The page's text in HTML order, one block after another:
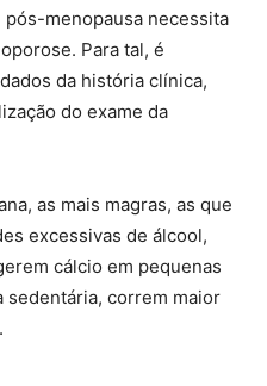
menopausa necessita
Para tal, é
da história clínica,
do exame da
as mais magras, as que
excessivas de álcool,
cálcio em pequenas
sedentária, correm maior